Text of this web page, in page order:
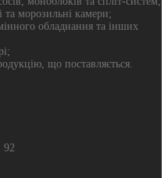
та морозильні камери;
обладнання та інших
що поставляється.
92